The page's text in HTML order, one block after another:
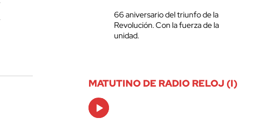
66 aniversario del triunfo de la
Revolución. Con la fuerza de la
unidad.
MATUTINO DE RADIO RELOJ (I)
Audio
Player